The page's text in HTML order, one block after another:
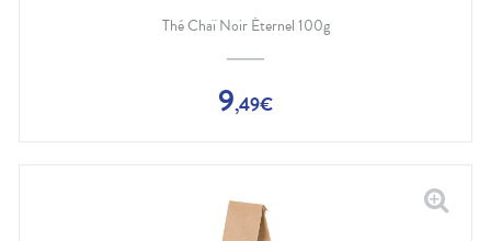
Thé Chaï Noir Éternel 100g
9,49€